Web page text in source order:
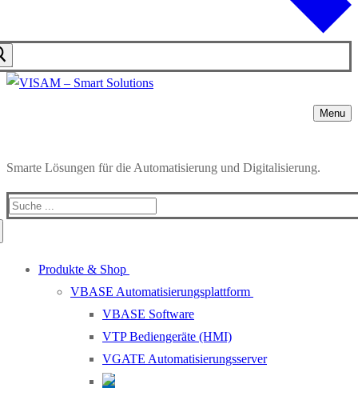
Menu
Smarte Lösungen für die Automatisierung und Digitalisierung.
Produkte & Shop
VBASE Automatisierungsplattform
VBASE Software
VTP Bediengeräte (HMI)
VGATE Automatisierungsserver